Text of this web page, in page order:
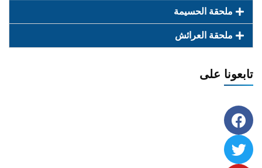
ملحقة الحسيمة
ملحقة العرائش
تابعونا على